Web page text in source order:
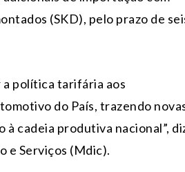
(SKD), pelo prazo de
a política tarifária aos
do País, trazendo
à cadeia produtiva nacional”,
e Serviços (Mdic).